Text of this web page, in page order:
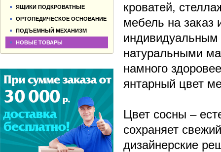
кроватей,
мебель на заказ
индивидуальным
натуральными
намного
янтарный цвет
Цвет сосны –
сохраняет
дизайнерские
ЯЩИКИ ПОДКРОВАТНЫЕ
ОРТОПЕДИЧЕСКОЕ ОСНОВАНИЕ
ПОДЪЕМНЫЙ МЕХАНИЗМ
НОВЫЕ ТОВАРЫ